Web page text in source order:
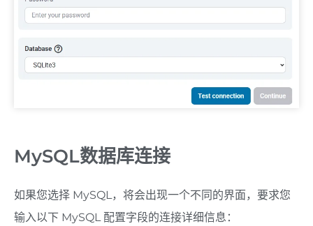
MySQL数据库连接
如果您选择 MySQL，将会出现一个不同的界面，要求您
输入以下 MySQL 配置字段的连接详细信息：